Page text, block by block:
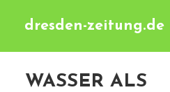
dresden-zeitung.de
WASSER ALS